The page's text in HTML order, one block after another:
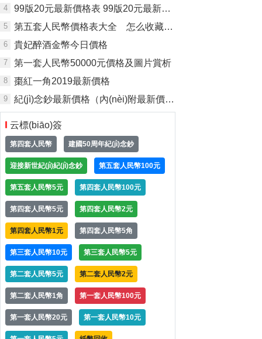
4 99版20元最新價格表 99版20元最新市場價格是多少？
5 第五套人民幣價格表大全 怎么收藏第五套人民幣最值錢？
6 貴妃醉酒金幣今日價格
7 第一套人民幣50000元價格及圖片賞析
8 棗紅一角2019最新價格
9 紀(jì)念鈔最新價格（內(nèi)附最新價格表）
云標(biāo)簽
第四套人民幣 建國50周年紀(jì)念鈔
迎接新世紀(jì)紀(jì)念鈔 第五套人民幣100元
第五套人民幣5元 第四套人民幣100元
第四套人民幣5元 第四套人民幣2元
第四套人民幣1元 第四套人民幣5角
第三套人民幣10元 第三套人民幣5元
第二套人民幣5元 第二套人民幣2元
第二套人民幣1角 第一套人民幣100元
第一套人民幣20元 第一套人民幣10元